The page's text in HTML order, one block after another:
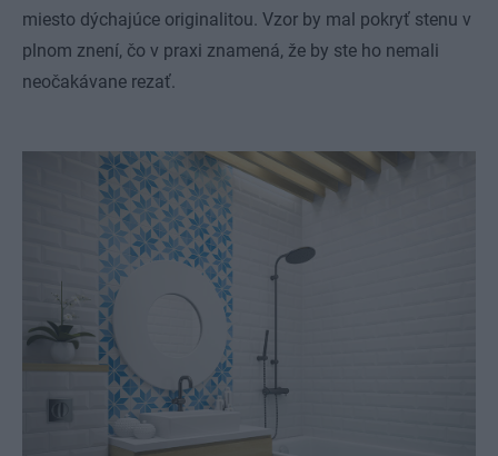
miesto dýchajúce originalitou. Vzor by mal pokryť stenu v
plnom znení, čo v praxi znamená, že by ste ho nemali
neočakávane rezať.